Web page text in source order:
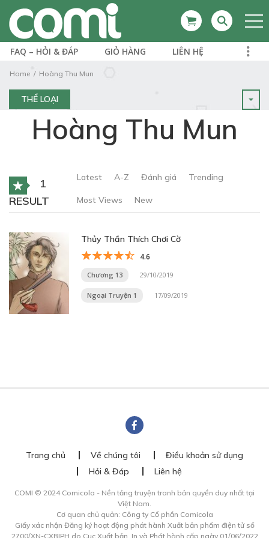
FAQ – HỎI & ĐÁP GIỎ HÀNG LIÊN HỆ
Home Hoàng Thu Mun
THỂ LOẠI
Hoàng Thu Mun
1
RESULT
Latest A-Z Đánh giá Trending
Most Views New
Thủy Thần Thích Chơi Cờ
4.6
Chương 13 29/10/2019
Ngoại Truyện 1 17/09/2019
Trang chủ Về chúng tôi
Điều khoản sử dụng
Hỏi & Đáp
Liên hệ
COMI © 2024 Comicola - Nền tảng truyện tranh bản quyền duy nhất tại
Việt Nam.
Cơ quan chủ quản: Công ty Cổ phần Comicola
Giấy xác nhận Đăng ký hoạt động phát hành Xuất bản phẩm điện tử số
2700/XN-CXBIPH do Cục Xuất bản, In và Phát hành cấp ngày 01/06/2022